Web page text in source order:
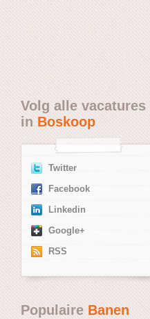
Volg alle vacatures
inBoskoop
Twitter
Facebook
Linkedin
Google+
RSS
PopulaireBanen